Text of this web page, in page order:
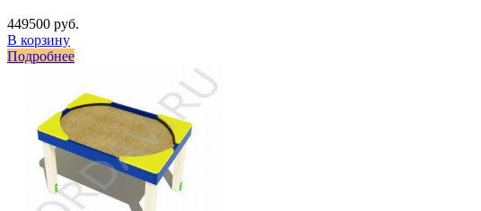
449500 руб.
В корзину
Подробнее